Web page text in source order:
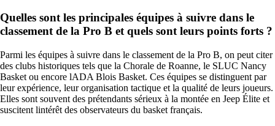
Quelles sont les principales équipes à suivre dans le
classement de la Pro B et quels sont leurs points forts ?
Parmi les équipes à suivre dans le classement de la Pro B, on peut citer
des clubs historiques tels que la Chorale de Roanne, le SLUC Nancy
Basket ou encore lADA Blois Basket. Ces équipes se distinguent par
leur expérience, leur organisation tactique et la qualité de leurs joueurs.
Elles sont souvent des prétendants sérieux à la montée en Jeep Élite et
suscitent lintérêt des observateurs du basket français.